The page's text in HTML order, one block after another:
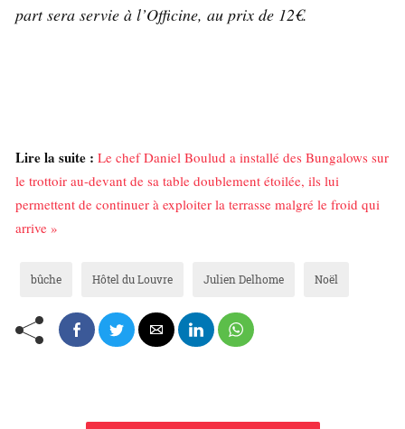
part sera servie à l’Officine, au prix de 12€.
Lire la suite : Le chef Daniel Boulud a installé des Bungalows sur
le trottoir au-devant de sa table doublement étoilée, ils lui
permettent de continuer à exploiter la terrasse malgré le froid qui
arrive »
bûche Hôtel du Louvre Julien Delhome Noël